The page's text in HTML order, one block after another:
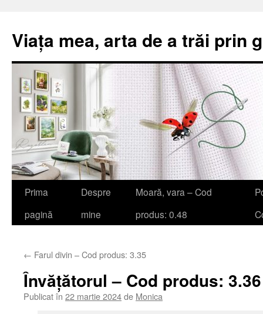
Viața mea, arta de a trăi prin
Sari
Prima
pagină
Despre
mine
Moară, vara – Cod
produs: 0.48
← Farul divin – Cod produs: 3.35
Învățătorul – Cod produs: 3.36
Publicat în 22 martie 2024de Monica